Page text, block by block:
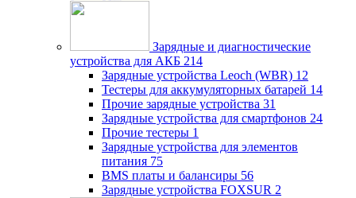
Зарядные и диагностические
устройства для АКБ 214
Зарядные устройства Leoch (WBR) 12
Тестеры для аккумуляторных батарей 14
Прочие зарядные устройства 31
Зарядные устройства для смартфонов 24
Прочие тестеры 1
Зарядные устройства для элементов
питания 75
BMS платы и балансиры 56
Зарядные устройства FOXSUR 2